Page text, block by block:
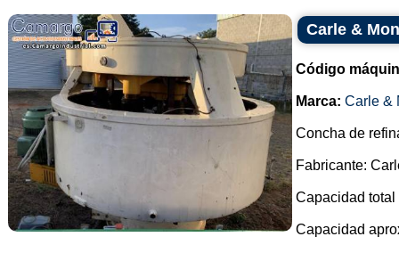
Carle &
Código
Marca: Carle &
Concha de
Fabricante:
Capacidad
Capacidad